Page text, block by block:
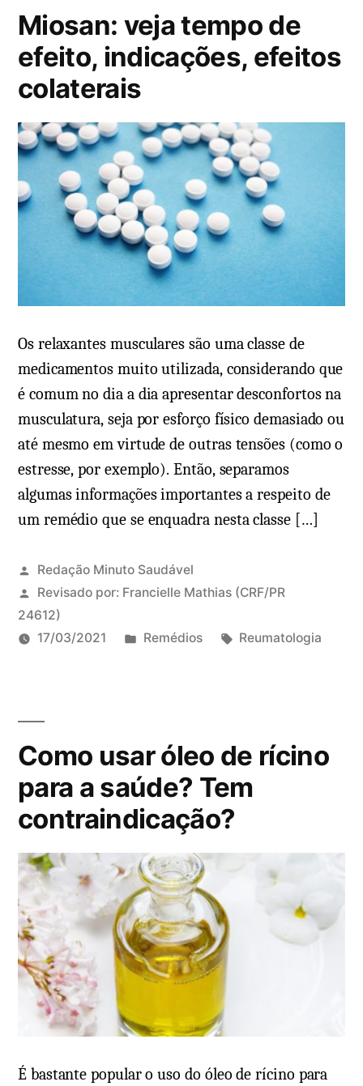
d
e
m
Miosan: veja tempo de
efeito, indicações, efeitos
colaterais
Os relaxantes musculares são uma classe de
medicamentos muito utilizada, considerando que
é comum no dia a dia apresentar desconfortos na
musculatura, seja por esforço físico demasiado ou
até mesmo em virtude de outras tensões (como o
estresse, por exemplo). Então, separamos
algumas informações importantes a respeito de
um remédio que se enquadra nesta classe […]
Redação Minuto Saudável
Revisado por: Francielle Mathias(CRF/PR
24612)
17/03/2021
P
c
a
d
o
m
Remédios
T
Reumatologia
Como usar óleo de rícino
para a saúde? Tem
contraindicação?
É bastante popular o uso do óleo de rícino para